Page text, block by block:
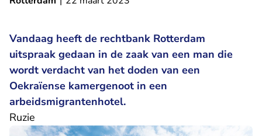
Vandaag heeft de rechtbank Rotterdam
uitspraak gedaan in de zaak van een man die
wordt verdacht van het doden van een
Oekraïense kamergenoot in een
arbeidsmigrantenhotel.
Ruzie